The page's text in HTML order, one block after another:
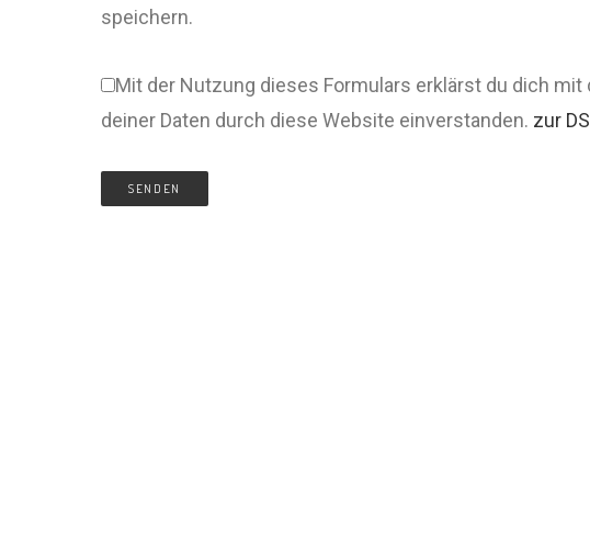
speichern.
Mit der Nutzung dieses Formulars erklärst du dich mit
deiner Daten durch diese Website einverstanden. zur